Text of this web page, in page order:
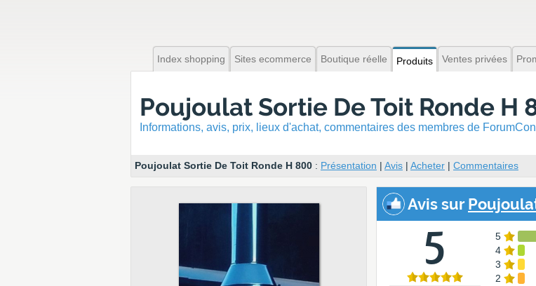
Index shopping Sites ecommerce Boutique réelle Produits Ventes privées
Poujoulat Sortie De Toit Ronde H
Informations, avis, prix, lieux d'achat, commentaires des membres de
Poujoulat Sortie De Toit Ronde H 800 : Présentation | Avis | Acheter | Commentaires
Avissur
5 5
4
3
2